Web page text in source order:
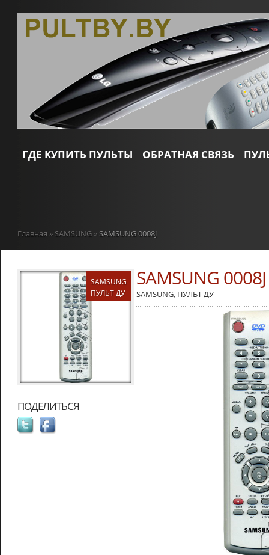
ГДЕ КУПИТЬ ПУЛЬТЫ ОБРАТНАЯ СВЯЗЬ
Главная » SAMSUNG » SAMSUNG 0008J
SAMSUNG
ПУЛЬТ ДУ
ПОДЕЛИТЬСЯ
SAMSUNG 0008J
SAMSUNG, ПУЛЬТ ДУ